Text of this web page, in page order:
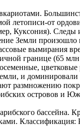
летописи-от
Куксония).
Земли
вымирания
границе (65 млн
и
размножению
островов и
Классификация: